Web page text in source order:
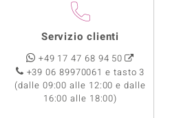
Servizio clienti
+49 17 47 68 94 50
+39 06 89970061 e tasto 3
(dalle 09:00 alle 12:00 e dalle
16:00 alle 18:00)